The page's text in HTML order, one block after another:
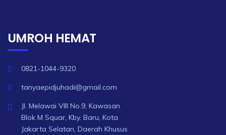
UMROH HEMAT
0821-1044-9320
tanyaepidjuhadi@gmail.com
Jl. Melawai VIII No.9, Kawasan
Blok M Squar, Kby. Baru, Kota
Jakarta Selatan, Daerah Khusus